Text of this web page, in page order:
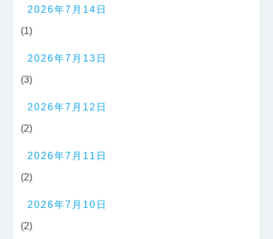
2026年7月14日
(1)
2026年7月13日
(3)
2026年7月12日
(2)
2026年7月11日
(2)
2026年7月10日
(2)